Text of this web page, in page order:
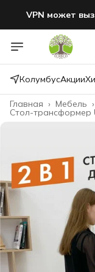
VPN может
КолумбусАкции
Стол-трансформер
Мебель ›
Главная ›